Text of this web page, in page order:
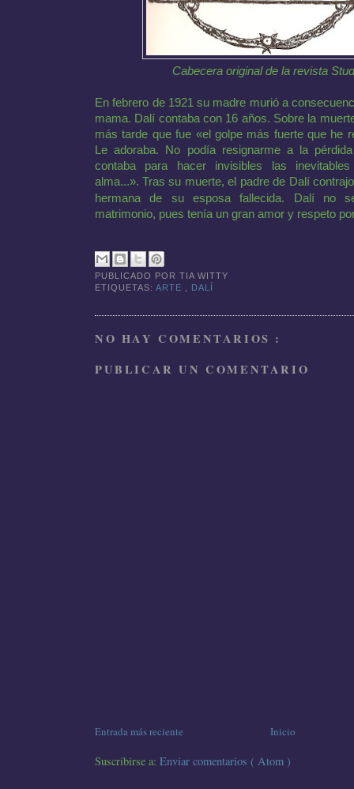
Cabecera original de la revista
En febrero de 1921 su madre murió a
mama. Dalí contaba con 16 años. Sobre la
más tarde que fue «el golpe más fuerte que he
Le adoraba. No podía resignarme a la
contaba para hacer invisibles las
alma...». Tras su muerte, el padre de Dalí
hermana de su esposa fallecida. Dalí no
matrimonio, pues tenía un gran amor y respeto
PUBLICADO PORTIA WITTY
ETIQUETAS:ARTE DALÍ
NO HAY COMENTARIOS :
PUBLICAR UN COMENTARIO
Entrada más reciente Inicio
Suscribirse a: Enviar comentarios ( Atom )